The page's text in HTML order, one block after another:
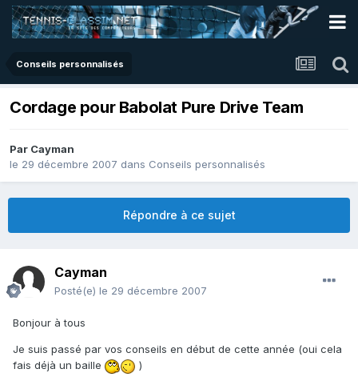
Conseils personnalisés
Cordage pour Babolat Pure Drive Team
Par Cayman
le 29 décembre 2007 dans Conseils personnalisés
Répondre à ce sujet
Cayman
Posté(e) le 29 décembre 2007
Bonjour à tous
Je suis passé par vos conseils en début de cette année (oui cela
fais déjà un baille
)